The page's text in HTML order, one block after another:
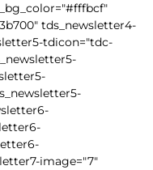
tds_newsletter4-
tdicon="tdc-
image="7"